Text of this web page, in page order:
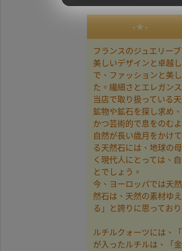
+★+
フランスのジュエリー
美しいデザインと卓越
で、ファッションと美
た。繊細さとエレガン
当店で取り扱っている
鉱物や鉱石を探し求め
かつ芸術的で息をのむ
自然が長い歳月をかけ
る天然石には、地球の
く現代人にとっては、
とでしょう。
今、ヨーロッパでは天
然石は、天然の素材ゆ
る」と誇りに思ってお
ルチルクォーツには、
が入ったルチルは、「